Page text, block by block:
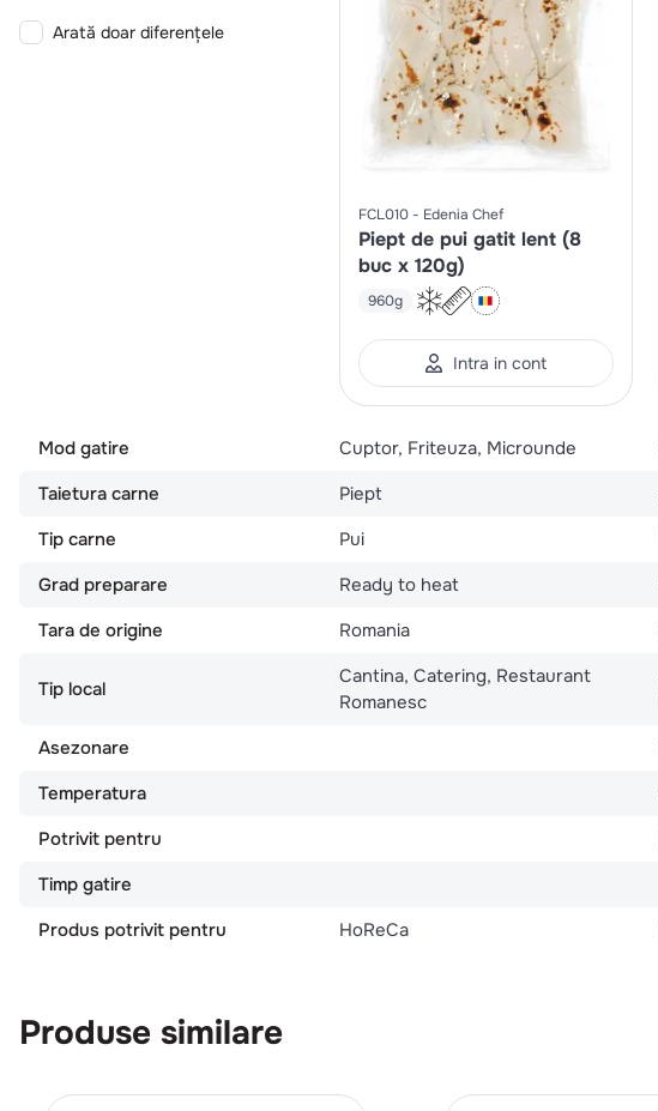
Arată doar diferențele
FCL010 Edenia Chef
Piept de pui gatit lent (8
buc x 120g)
960g
Intra in cont
Mod gatire Cuptor, Friteuza, Microunde
Taietura carne
Piept
Tip carne
Pui
Grad preparare
Ready to heat
Tara de origine
Romania
Tip local
Cantina, Catering, Restaurant
Romanesc
Asezonare
Temperatura
Potrivit pentru
Timp gatire
Produs potrivit pentru
HoReCa
Produse similare